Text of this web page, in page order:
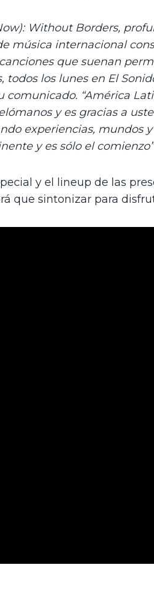
Without Borders,
música internacional
que suenan
todos los lunes en El
comunicado. “América
y es gracias a
experiencias, mundos
y es sólo el
y el lineup de las
que sintonizar para